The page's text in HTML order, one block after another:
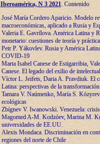
Iberoamérica, N 3 2021. Contenido
José María Cordero Aparicio. Modelo
macroeconómicas, aplicado a Rusia y
Valeria E. Gavrílova. América Latina y
monetario: cuestiones de teoría y práctica
Petr P. Yákovlev. Rusia y América
COVID-19
Marta Isabel Canese de Estigarribia,
Canese. El legado del exilio de
Víctor L. Jeifets, Daria A. Pravdiuk. El
Latina: perspectivas de la
Tamara V. Naúmenko, María S.
ecológicas
Zbígnev V. Iwanowski. Venezuela:
Magomed A-M. Kodzóev, Marina M.
universidades de EE.UU.
Alexis Mondaca. Discriminación en
regiones del norte de Chile